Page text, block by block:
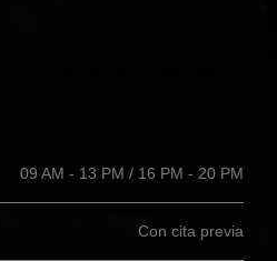
09 AM - 13 PM / 16 PM - 20 PM
Con cita previa